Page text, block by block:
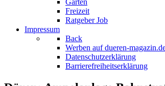
Garten
Freizeit
Ratgeber Job
Impressum
Back
Werben auf dueren-
Datenschutzerklärung
Barrierefreiheitserklärung